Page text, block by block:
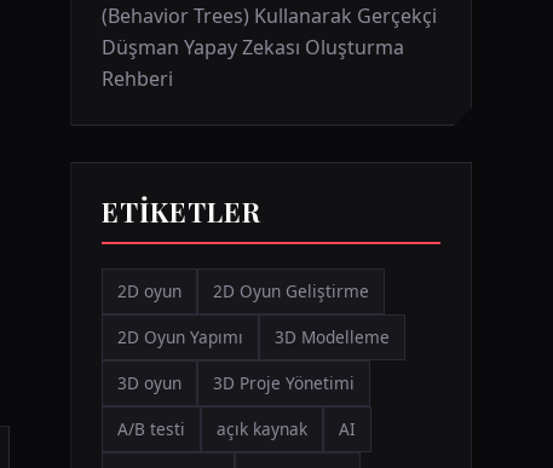
(Behavior Trees) Kullanarak Gerçekçi
Düşman Yapay Zekası Oluşturma
Rehberi
ETIKETLER
2D oyun
2D Oyun Geliştirme
2D Oyun Yapımı
3D Modelleme
3D oyun
3D Proje Yönetimi
A/B testi
açık kaynak
AI